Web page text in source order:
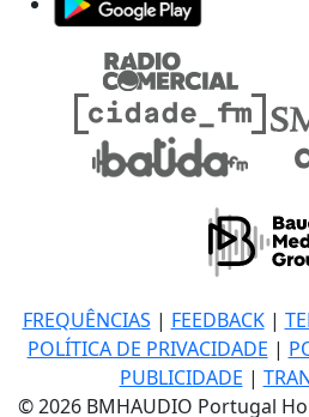
FREQUÊNCIAS | FEEDBACK|
POLÍTICA DE PRIVACIDADE |
PUBLICIDADE |
© 2026 BMHAUDIO Portugal